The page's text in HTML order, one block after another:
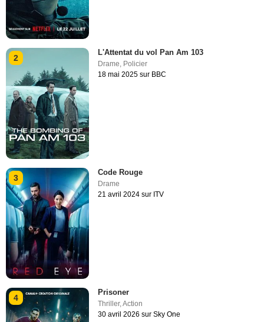
2
L'Attentat du vol Pan Am 103
Drame Policier
18 mai 2025 sur BBC
3
Code Rouge
Drame
21 avril 2024 sur ITV
4
Prisoner
Thriller,Action
30 avril 2026 sur Sky One